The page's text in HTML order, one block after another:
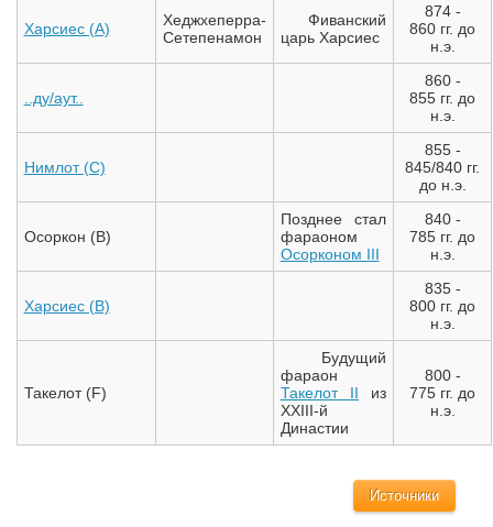
Харсиес (A)
Хеджхеперра-
Сетепенамон
Фиванский
царь Харсиес
874 -
860 гг. до
н.э.
..ду/аут..
860 -
855 гг. до
н.э.
Нимлот (C)
855 -
845/840 гг.
до н.э.
Осоркон (B)
Позднее стал
фараоном
Осорконом III
840 -
785 гг. до
н.э.
Харсиес (B)
835 -
800 гг. до
н.э.
Такелот (F)
Будущий
фараон
Такелот II из
XXIII-й
Династии
800 -
775 гг. до
н.э.
Источники